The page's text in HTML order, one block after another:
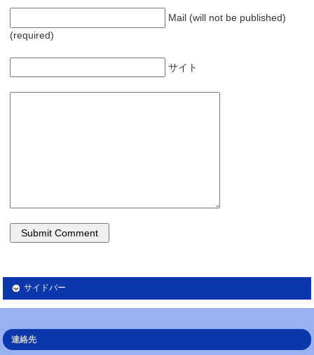
Mail (will not be published)
(required)
サイト
サイドバー
連絡先